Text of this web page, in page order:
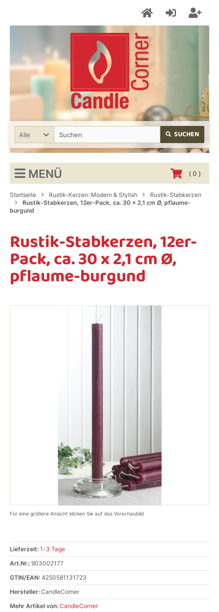
Alle SUCHEN
MENÜ (0 )
Startseite Rustik-Kerzen: Modern & Stylish
Rustik-Stabkerzen
Rustik-Stabkerzen, 12er-Pack, ca. 30 x 2,1 cm Ø, pflaume-
burgund
Rustik-Stabkerzen, 12er-
Pack, ca. 30 x 2,1 cm Ø,
pflaume-burgund
Für eine größere Ansicht klicken Sie auf das Vorschaubild
Lieferzeit: 1-3 Tage
Art.Nr.: 903002177
GTIN/EAN: 4250581131723
Hersteller: CandleCorner
Mehr Artikel von: CandleCorner